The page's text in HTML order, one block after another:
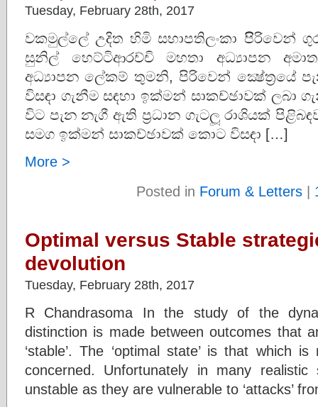
Tuesday, February 28th, 2017
වකමුල්ලේ උදිත හිමි සභාපතිලංකා පිිරිවෙන්
සුනිල් හෙට්ටිආරච්චි මහතා අධ්‍යාපන
අධ්‍යාපන ලේකම් තුමනි, පිරිවෙන් ක්‍ෂේත‍්‍රයේ
විසඳා ගැනීම සඳහා ඉක්මන් සාකච්ඡාවක් ලබා
විට පැන නැගී ඇති ප‍්‍රධාන ගැටලූ රාශියක්
සමග ඉක්මන් සාකච්ඡාවක් කොට විසඳා […]
More >
Posted in Forum & Letters|
Optimal versus Stable
devolution
Tuesday, February 28th, 2017
R Chandrasoma In the study of the
distinction is made between outcomes that
‘stable’. The ‘optimal state’ is that which
concerned. Unfortunately in many
unstable as they are vulnerable to ‘attacks’